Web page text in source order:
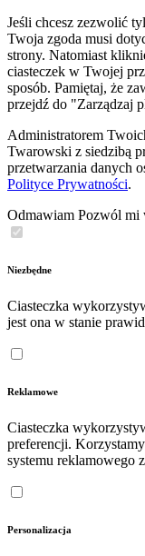
Jeśli chcesz zezwolić
Twoja zgoda musi
strony. Natomiast
ciasteczek w Twojej
sposób. Pamiętaj, że
przejdź do "Zarządzaj
Administratorem
Twarowski z siedzibą
przetwarzania danych
Polityce Prywatności.
Odmawiam Pozwól mi
Niezbędne
Ciasteczka
jest ona w stanie
Reklamowe
Ciasteczka
preferencji.
systemu reklamowego
Personalizacja